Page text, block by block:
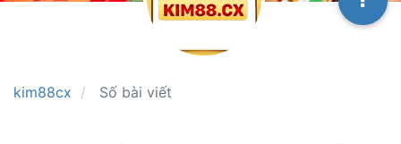
kim88cx Số bài viết